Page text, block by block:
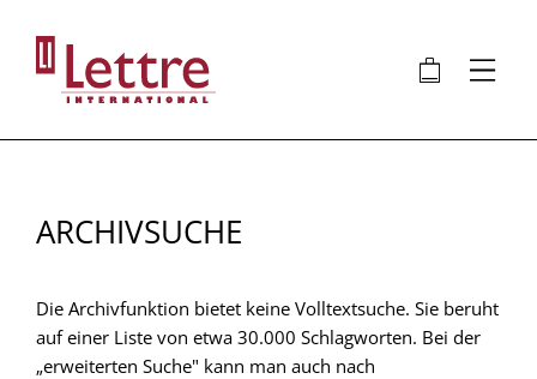
Inhalt
🛍 ⋮
ARCHIVSUCHE
Die Archivfunktion bietet keine Volltextsuche. Sie beruht
auf einer Liste von etwa 30.000 Schlagworten. Bei der
„erweiterten Suche" kann man auch nach